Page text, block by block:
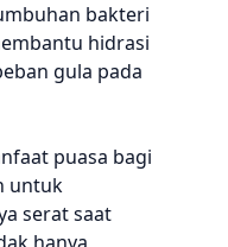
bakteri
hidrasi
gula pada
puasa bagi
untuk
serat saat